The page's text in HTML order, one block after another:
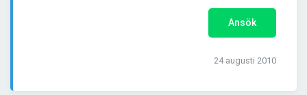
Ansök
24 augusti 2010